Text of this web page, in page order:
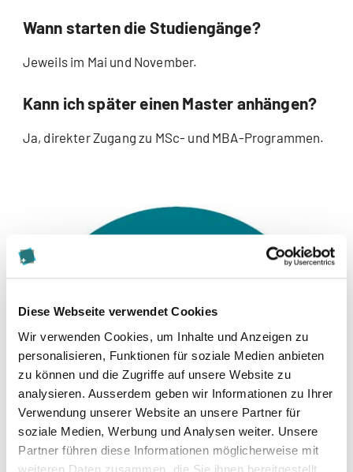
Diese Webseite verwendet Cookies
Wir verwenden Cookies, um Inhalte und Anzeigen zu
personalisieren, Funktionen für soziale Medien anbieten
zu können und die Zugriffe auf unsere Website zu
analysieren. Ausserdem geben wir Informationen zu Ihrer
Verwendung unserer Website an unsere Partner für
soziale Medien, Werbung und Analysen weiter. Unsere
Partner führen diese Informationen möglicherweise mit
weiteren Daten zusammen, die Sie ihnen bereitgestellt
Wann starten die Studiengänge?
Jeweils im Mai und November.
Kann ich später einen Master anhängen?
Ja, direkter Zugang zu MSc- und MBA-Programmen.